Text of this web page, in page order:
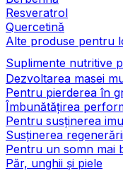
Resveratrol
Quercetină
Alte produse pentru
Suplimente nutritive
Dezvoltarea masei
Pentru pierderea în
Îmbunătățirea
Pentru susținerea
Susținerea
Pentru un somn mai
Păr, unghii și piele